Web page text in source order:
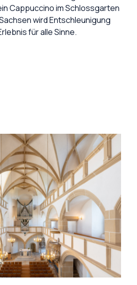
Cappuccino im Schlossgarten
wird Entschleunigung
für alle Sinne.